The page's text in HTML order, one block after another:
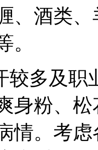
、酒类
。
多及职
身粉、
情。考